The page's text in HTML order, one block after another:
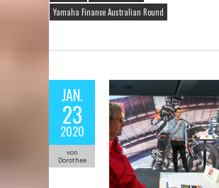
Yamaha Finance Australian Round
JAN.
23
2020
von
Dorothee